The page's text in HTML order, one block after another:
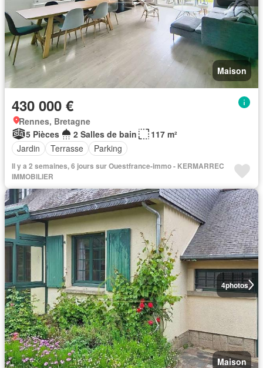
Maison
430 000 €
Rennes, Bretagne
5 Pièces
2 Salles de bain
117 m²
Jardin
Terrasse Parking
Il y a 2 semaines, 6 jours sur Ouestfrance-immo - KERMARREC
IMMOBILIER
4photos
Maison